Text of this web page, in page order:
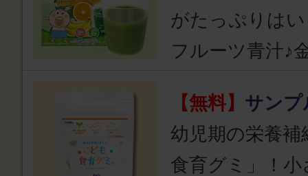
がたっぷりは
フルーツ青汁♪
【無料】 サンプ
幼児期の栄養
食育グミ」！